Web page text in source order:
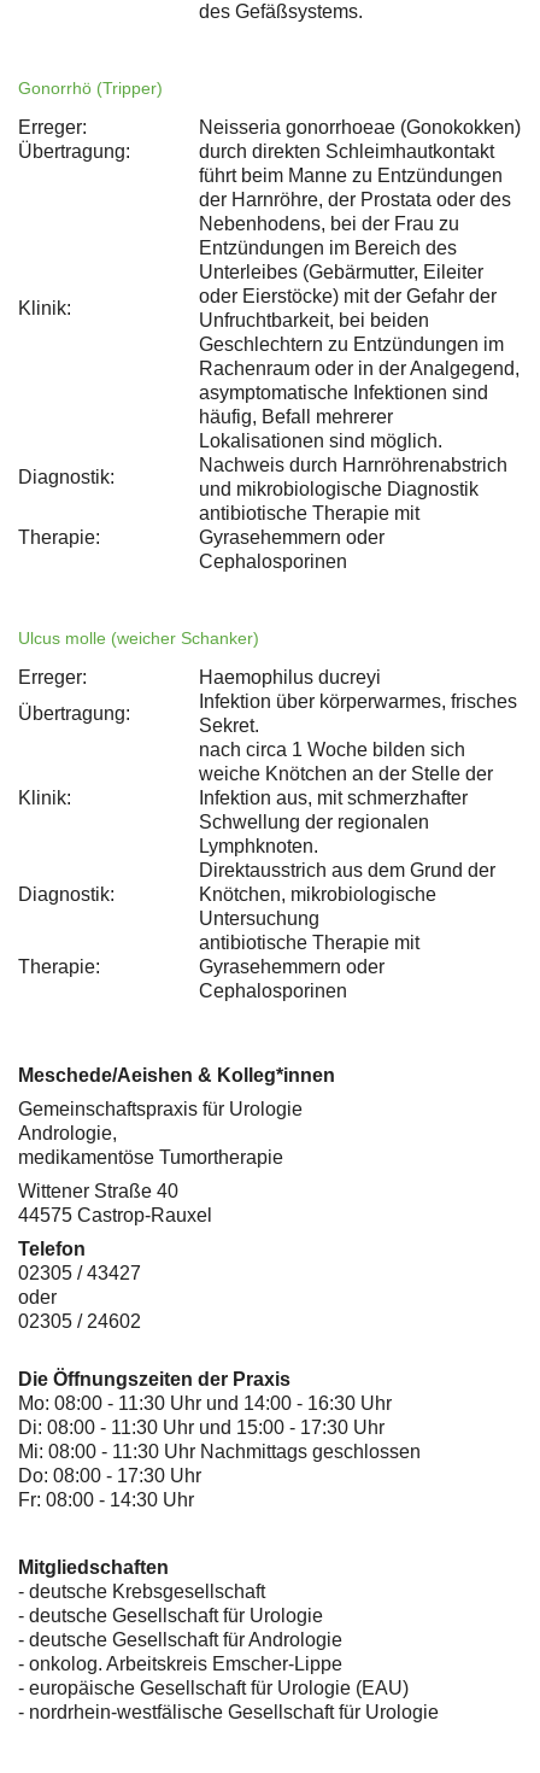
des Gefäßsystems.
Gonorrhö (Tripper)
Erreger:
Neisseria gonorrhoeae (Gonokokken)
Übertragung:
durch direkten Schleimhautkontakt
Klinik:
führt beim Manne zu Entzündungen
der Harnröhre, der Prostata oder des
Nebenhodens, bei der Frau zu
Entzündungen im Bereich des
Unterleibes (Gebärmutter, Eileiter
oder Eierstöcke) mit der Gefahr der
Unfruchtbarkeit, bei beiden
Geschlechtern zu Entzündungen im
Rachenraum oder in der Analgegend,
asymptomatische Infektionen sind
häufig, Befall mehrerer
Lokalisationen sind möglich.
Diagnostik:
Nachweis durch Harnröhrenabstrich
und mikrobiologische Diagnostik
Therapie:
antibiotische Therapie mit
Gyrasehemmern oder
Cephalosporinen
Ulcus molle (weicher Schanker)
Erreger:
Haemophilus ducreyi
Übertragung:
Infektion über körperwarmes, frisches
Sekret.
Klinik:
nach circa 1 Woche bilden sich
weiche Knötchen an der Stelle der
Infektion aus, mit schmerzhafter
Schwellung der regionalen
Lymphknoten.
Diagnostik:
Direktausstrich aus dem Grund der
Knötchen, mikrobiologische
Untersuchung
Therapie:
antibiotische Therapie mit
Gyrasehemmern oder
Cephalosporinen
Meschede/Aeishen & Kolleg*innen
Gemeinschaftspraxis für Urologie
Andrologie,
medikamentöse Tumortherapie
Wittener Straße 40
44575 Castrop-Rauxel
Telefon
02305 / 43427
oder
02305 / 24602
Die Öffnungszeiten der Praxis
Mo: 08:00 - 11:30 Uhr und 14:00 - 16:30 Uhr
Di: 08:00 - 11:30 Uhr und 15:00 - 17:30 Uhr
Mi: 08:00 - 11:30 Uhr Nachmittags geschlossen
Do: 08:00 - 17:30 Uhr
Fr: 08:00 - 14:30 Uhr
Mitgliedschaften
- deutsche Krebsgesellschaft
- deutsche Gesellschaft für Urologie
- deutsche Gesellschaft für Andrologie
- onkolog. Arbeitskreis Emscher-Lippe
- europäische Gesellschaft für Urologie (EAU)
- nordrhein-westfälische Gesellschaft für Urologie